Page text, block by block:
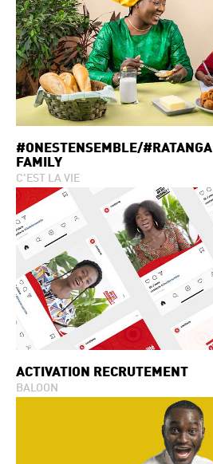
#ONESTENSEMBLE/#RATANGA
FAMILY
C'EST LA VIE
ACTIVATION RECRUTEMENT
BALOON